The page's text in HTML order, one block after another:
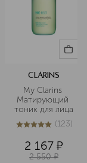
CLARINS
My Clarins
Матирующий
тоник для лица
5из 5123 (123)
2 167 ¤
2 550 ¤